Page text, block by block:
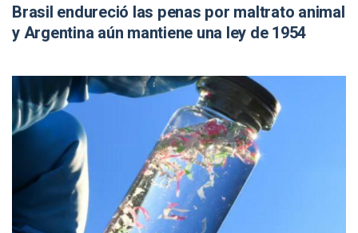
Brasil endureció las penas por maltrato animal
y Argentina aún mantiene una ley de 1954